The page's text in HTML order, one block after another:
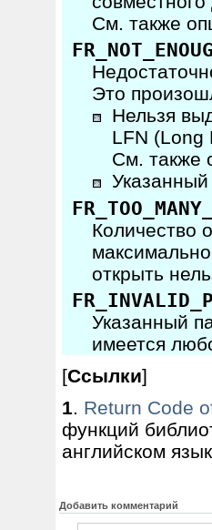
См. также
Это
Нельзя
LFN (Long
См. также
Количество
открыть
Указанный
имеется
[Ссылки]
1. Return Code
функций
английском
Добавить комментарий